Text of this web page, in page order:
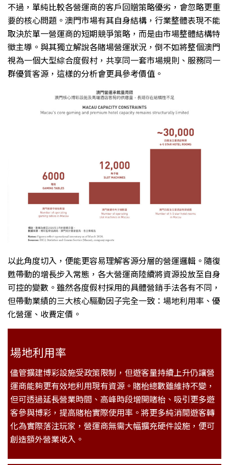
不過，單純比較各營運商的客戶回贈策略優劣，會忽略更重
要的核心問題。澳門市場有其自身結構，行業整體表現不能
取決於單一營運商的短期競爭策略，而是由市場整體結構特
徵主導。與其獨立解說各賭場營運狀況，倒不如將整個澳門
視為一個大型綜合度假村，共享同一套市場規則、服務同一
群優質客源，這樣的分析會更具參考價值。
以此角度切入，便能更容易理解客源分層的營運邏輯。隨復
甦帶動的增長步入常態，各大營運商陸續將資源投放至自身
可控的變數。雖然各度假村採用的具體營銷手法各有不同，
但帶動業績的三大核心驅動因子完全一致：場地利用率、優
化營運、收費定價。
場地利用率
儘管擴建博彩設施受政策限制，但遊客量持續上升仍讓營
運商能夠更有效地利用現有資源。賭枱總數雖維持不變，
但可透過延長營業時間、高峰時段增開賭枱、吸引更多遊
客參與博彩，提高賭枱實際使用率。將更多純消閒遊客轉
化為實際落注玩家，營運商無需大幅擴充硬件設施，便可
創造額外營業收入。